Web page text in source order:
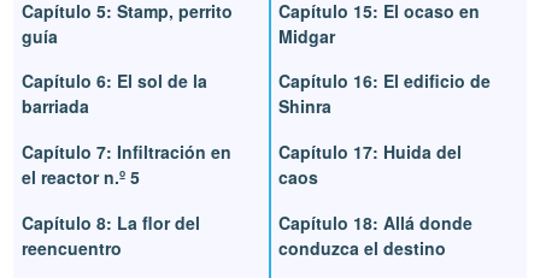
Capítulo 5: Stamp, perrito
guía
Capítulo 6: El sol de la
barriada
Capítulo 7: Infiltración en
el reactor n.º 5
Capítulo 8: La flor del
reencuentro
Capítulo 15: El ocaso en
Midgar
Capítulo 16: El edificio de
Shinra
Capítulo 17: Huida del
caos
Capítulo 18: Allá donde
conduzca el destino